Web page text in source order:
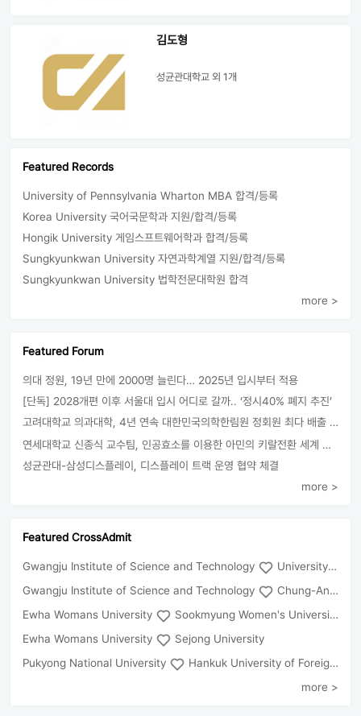
김도형
성균관대학교 외 1개
Featured Records
University of Pennsylvania Wharton MBA 합격/등록
Korea University 국어국문학과 지원/합격/등록
Hongik University 게임스프트웨어학과 합격/등록
Sungkyunkwan University 자연과학계열 지원/합격/등록
Sungkyunkwan University 법학전문대학원 합격
more >
Featured Forum
의대 정원, 19년 만에 2000명 늘린다… 2025년 입시부터 적용
[단독] 2028개편 이후 서울대 입시 어디로 갈까.. ‘정시40% 폐지 추진’
고려대학교 의과대학, 4년 연속 대한민국의학한림원 정회원 최다 배출 外
연세대학교 신종식 교수팀, 인공효소를 이용한 아민의 키랄전환 세계 최초로 성공
성균관대-삼성디스플레이, 디스플레이 트랙 운영 협약 체결
more >
Featured CrossAdmit
Gwangju Institute of Science and Technology
University of Seoul
Gwangju Institute of Science and Technology
Chung-Ang University
Ewha Womans University
Sookmyung Women's University
Ewha Womans University
Sejong University
Pukyong National University
Hankuk University of Foreign Studies(Global Campus
more >